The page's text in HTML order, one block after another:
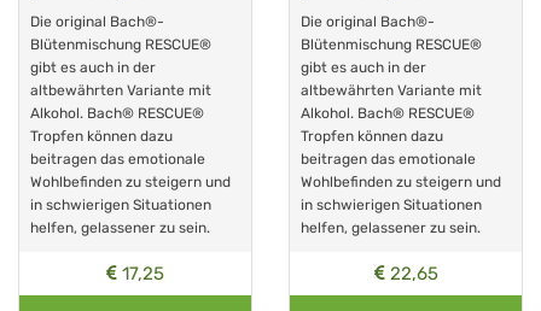
Die original Bach®-
Blütenmischung RESCUE®
gibt es auch in der
altbewährten Variante mit
Alkohol. Bach® RESCUE®
Tropfen können dazu
beitragen das emotionale
Wohlbefinden zu steigern und
in schwierigen Situationen
helfen, gelassener zu sein.
17,25
Die original Bach®-
Blütenmischung RESCUE®
gibt es auch in der
altbewährten Variante mit
Alkohol. Bach® RESCUE®
Tropfen können dazu
beitragen das emotionale
Wohlbefinden zu steigern und
in schwierigen Situationen
helfen, gelassener zu sein.
22,65